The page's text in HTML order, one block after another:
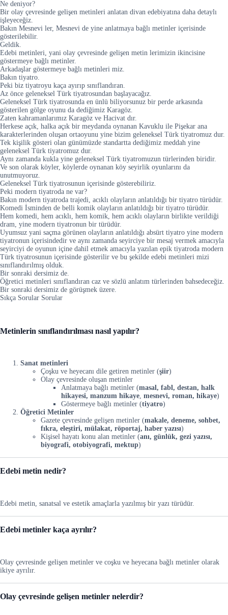
Ne deniyor?
Bir olay çevresinde gelişen metinleri anlatan divan edebiyatına daha detaylı
işleyeceğiz.
Bakın Mesnevi ler, Mesnevi de yine anlatmaya bağlı metinler içerisinde
gösterilebilir.
Geldik.
Edebi metinleri, yani olay çevresinde gelişen metin lerimizin ikincisine
göstermeye bağlı metinler.
Arkadaşlar göstermeye bağlı metinleri miz.
Bakın tiyatro.
Peki biz tiyatroyu kaça ayırıp sınıflandıran.
Az önce geleneksel Türk tiyatrosundan başlayacağız.
Geleneksel Türk tiyatrosunda en ünlü biliyorsunuz bir perde arkasında
gösterilen gölge oyunu da dediğimiz Karagöz.
Zaten kahramanlarımız Karagöz ve Hacivat dır.
Herkese açık, halka açık bir meydanda oynanan Kavuklu ile Pişekar ana
karakterlerinden oluşan ortaoyunu yine bizim geleneksel Türk tiyatromuz dur.
Tek kişilik gösteri olan günümüzde standartta dediğimiz meddah yine
geleneksel Türk tiyatromuz dur.
Aynı zamanda kukla yine geleneksel Türk tiyatromuzun türlerinden biridir.
Ve son olarak köyler, köylerde oynanan köy seyirlik oyunlarını da
unutmuyoruz.
Geleneksel Türk tiyatrosunun içerisinde gösterebiliriz.
Peki modern tiyatroda ne var?
Bakın modern tiyatroda trajedi, acıklı olayların anlatıldığı bir tiyatro türüdür.
Komedi İsminden de belli komik olayların anlatıldığı bir tiyatro türüdür.
Hem komedi, hem acıklı, hem komik, hem acıklı olayların birlikte verildiği
dram, yine modern tiyatronun bir türüdür.
Uyumsuz yani saçma görünen olayların anlatıldığı absürt tiyatro yine modern
tiyatronun içerisindedir ve aynı zamanda seyirciye bir mesaj vermek amacıyla
seyirciyi de oyunun içine dahil etmek amacıyla yazılan epik tiyatroda modern
Türk tiyatrosunun içerisinde gösterilir ve bu şekilde edebi metinleri mizi
sınıflandırılmış olduk.
Bir sonraki dersimiz de.
Öğretici metinleri sınıflandıran caz ve sözlü anlatım türlerinden bahsedeceğiz.
Bir sonraki dersimiz de görüşmek üzere.
Sıkça Sorular Sorular
Metinlerin sınıflandırılması nasıl yapılır?
Sanat metinleri
Çoşku ve heyecanı dile getiren metinler (şiir)
Olay çevresinde oluşan metinler
Anlatmaya bağlı metinler (masal, fabl, destan, halk
hikayesi, manzum hikaye, mesnevi, roman, hikaye)
Göstermeye bağlı metinler (tiyatro)
Öğretici Metinler
Gazete çevresinde gelişen metinler (makale, deneme, sohbet,
fıkra, eleştiri, mülakat, röportaj, haber yazısı)
Kişisel hayatı konu alan metinler (anı, günlük, gezi yazısı,
biyografi, otobiyografi, mektup)
Edebi metin nedir?
Edebi metin, sanatsal ve estetik amaçlarla yazılmış bir yazı türüdür.
Edebi metinler kaça ayrılır?
Olay çevresinde gelişen metinler ve coşku ve heyecana bağlı metinler olarak
ikiye ayrılır.
Olay çevresinde gelişen metinler nelerdir?